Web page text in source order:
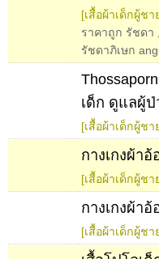
[เสื้อผ้าเด็กผู้ชา
ราคาถูก รัชดา
รัชดาภิเษก
เด็ก ดูแลผู้
[เสื้อผ้าเด็กผู้ชา
กางเกงผ้าอ้
[เสื้อผ้าเด็กผู้ชา
กางเกงผ้าอ้
[เสื้อผ้าเด็กผู้ชา